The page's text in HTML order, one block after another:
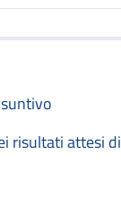
risultati attesi di